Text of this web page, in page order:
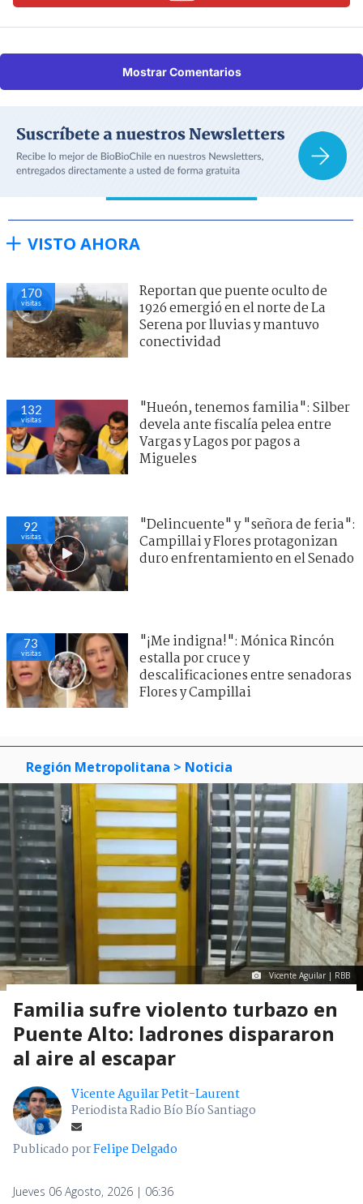
Mostrar Comentarios
VISTO AHORA
170
visitas
Reportan que puente oculto de
1926 emergió en el norte de La
Serena por lluvias y mantuvo
conectividad
132
visitas
"Hueón, tenemos familia": Silber
devela ante fiscalía pelea entre
Vargas y Lagos por pagos a
Migueles
92
visitas
"Delincuente" y "señora de feria":
Campillai y Flores protagonizan
duro enfrentamiento en el Senado
73
visitas
"¡Me indigna!": Mónica Rincón
estalla por cruce y
descalificaciones entre senadoras
Flores y Campillai
Región Metropolitana > Noticia
Vicente Aguilar | RBB
Familia sufre violento turbazo en
Puente Alto: ladrones dispararon
al aire al escapar
Vicente Aguilar Petit-Laurent
Periodista Radio Bío Bío Santiago
Publicado porFelipe Delgado
Jueves 06 Agosto, 2026 | 06:36